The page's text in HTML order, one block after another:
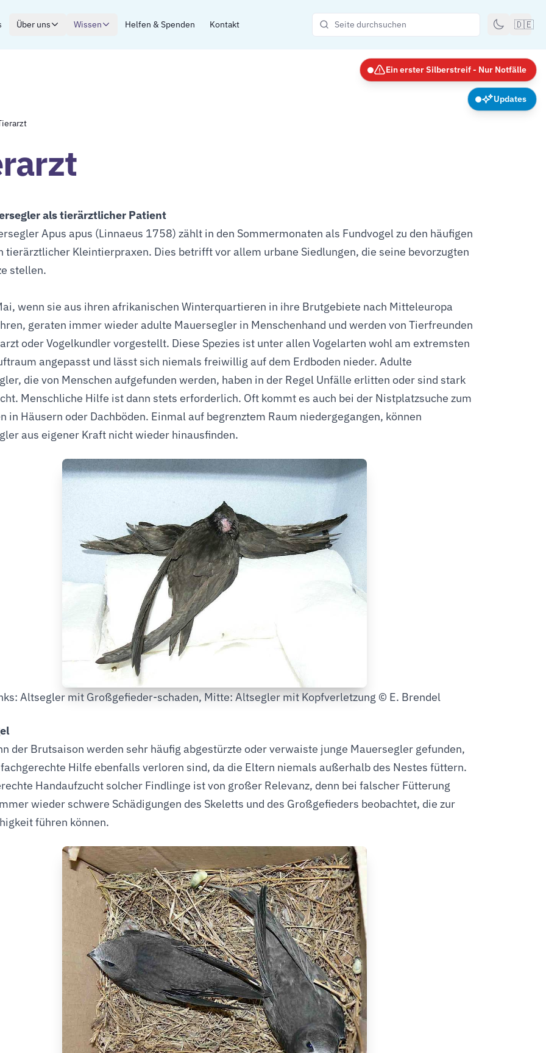
Über uns Wissen Helfen & Spenden Kontakt 🇩🇪
als tierärztlicher Patient
Apus apus (Linnaeus 1758) zählt in den Sommermonaten als Fundvogel zu den häufigen
tierärztlicher Kleintierpraxen. Dies betrifft vor allem urbane Siedlungen, die seine bevorzugten
stellen.
wenn sie aus ihren afrikanischen Winterquartieren in ihre Brutgebiete nach Mitteleuropa
geraten immer wieder adulte Mauersegler in Menschenhand und werden von Tierfreunden
oder Vogelkundler vorgestellt. Diese Spezies ist unter allen Vogelarten wohl am extremsten
angepasst und lässt sich niemals freiwillig auf dem Erdboden nieder. Adulte
die von Menschen aufgefunden werden, haben in der Regel Unfälle erlitten oder sind stark
Menschliche Hilfe ist dann stets erforderlich. Oft kommt es auch bei der Nistplatzsuche zum
in Häusern oder Dachböden. Einmal auf begrenztem Raum niedergegangen, können
aus eigener Kraft nicht wieder hinausfinden.
Altsegler mit Großgefieder-schaden, Mitte: Altsegler mit Kopfverletzung © E. Brendel
der Brutsaison werden sehr häufig abgestürzte oder verwaiste junge Mauersegler gefunden,
Hilfe ebenfalls verloren sind, da die Eltern niemals außerhalb des Nestes füttern.
Handaufzucht solcher Findlinge ist von großer Relevanz, denn bei falscher Fütterung
wieder schwere Schädigungen des Skeletts und des Großgefieders beobachtet, die zur
führen können.
Ein erster Silberstreif - Nur Notfälle
Updates